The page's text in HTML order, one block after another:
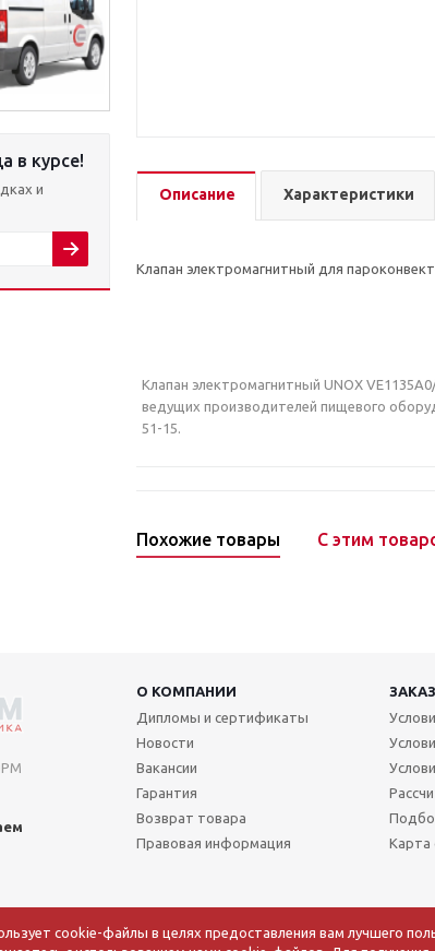
в курсе!
и
Описание Характеристики
Клапан электромагнитный для
Клапан электромагнитный UNOX
ведущих производителей пищевого
51-15.
Похожие товары С этим
О КОМПАНИИ
Дипломы и сертификаты
Новости
Вакансии
Гарантия
Возврат товара
Правовая информация
Карта
cookie-файлы в целях предоставления вам лучшего